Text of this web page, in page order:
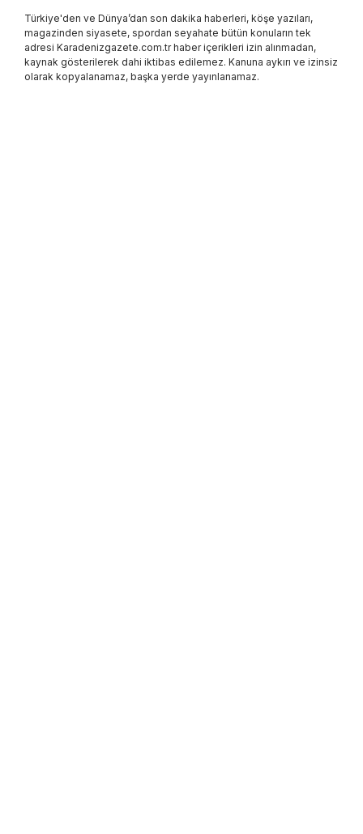
Türkiye'den ve Dünya’dan son dakika haberleri, köşe yazıları,
magazinden siyasete, spordan seyahate bütün konuların tek
adresi Karadenizgazete.com.tr haber içerikleri izin alınmadan,
kaynak gösterilerek dahi iktibas edilemez. Kanuna aykırı ve izinsiz
olarak kopyalanamaz, başka yerde yayınlanamaz.